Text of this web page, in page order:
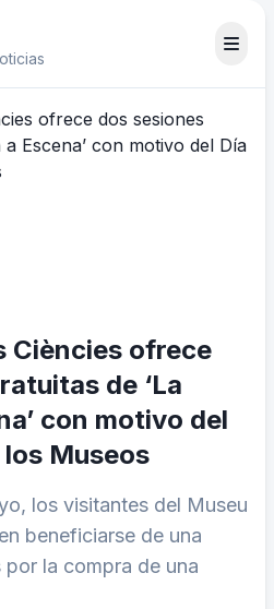
Ciències ofrece
de ‘La
con motivo del
Museos
los visitantes del Museu
beneficiarse de una
la compra de una